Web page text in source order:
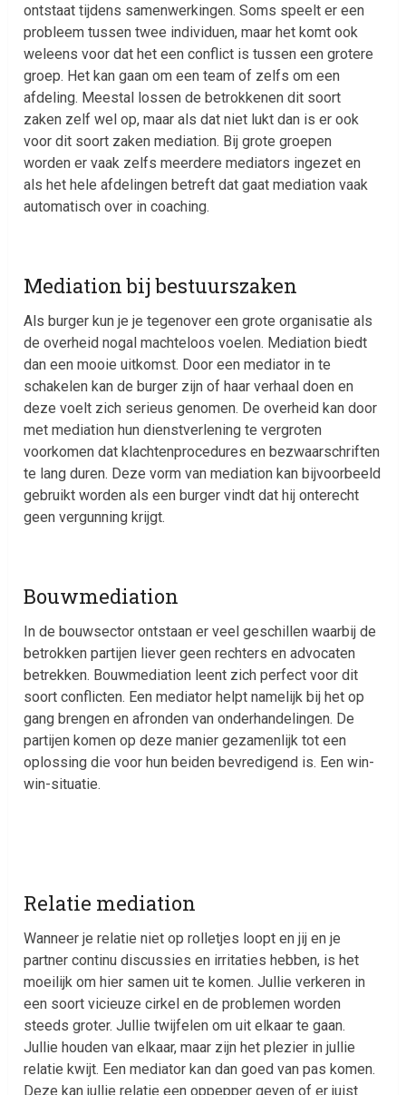
ontstaat tijdens samenwerkingen. Soms speelt er een
probleem tussen twee individuen, maar het komt ook
weleens voor dat het een conflict is tussen een grotere
groep. Het kan gaan om een team of zelfs om een
afdeling. Meestal lossen de betrokkenen dit soort
zaken zelf wel op, maar als dat niet lukt dan is er ook
voor dit soort zaken mediation. Bij grote groepen
worden er vaak zelfs meerdere mediators ingezet en
als het hele afdelingen betreft dat gaat mediation vaak
automatisch over in coaching.
Mediation bij bestuurszaken
Als burger kun je je tegenover een grote organisatie als
de overheid nogal machteloos voelen. Mediation biedt
dan een mooie uitkomst. Door een mediator in te
schakelen kan de burger zijn of haar verhaal doen en
deze voelt zich serieus genomen. De overheid kan door
met mediation hun dienstverlening te vergroten
voorkomen dat klachtenprocedures en bezwaarschriften
te lang duren. Deze vorm van mediation kan bijvoorbeeld
gebruikt worden als een burger vindt dat hij onterecht
geen vergunning krijgt.
Bouwmediation
In de bouwsector ontstaan er veel geschillen waarbij de
betrokken partijen liever geen rechters en advocaten
betrekken. Bouwmediation leent zich perfect voor dit
soort conflicten. Een mediator helpt namelijk bij het op
gang brengen en afronden van onderhandelingen. De
partijen komen op deze manier gezamenlijk tot een
oplossing die voor hun beiden bevredigend is. Een win-
win-situatie.
Relatie mediation
Wanneer je relatie niet op rolletjes loopt en jij en je
partner continu discussies en irritaties hebben, is het
moeilijk om hier samen uit te komen. Jullie verkeren in
een soort vicieuze cirkel en de problemen worden
steeds groter. Jullie twijfelen om uit elkaar te gaan.
Jullie houden van elkaar, maar zijn het plezier in jullie
relatie kwijt. Een mediator kan dan goed van pas komen.
Deze kan jullie relatie een oppepper geven of er juist